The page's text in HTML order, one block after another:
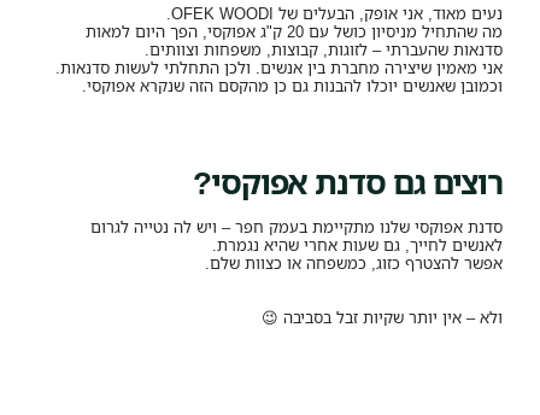
נעים מאוד, אני אופק, הבעלים של OFEK WOODI.
מה שהתחיל מניסיון כושל עם 20 ק"ג אפוקסי, הפך היום למאות
סדנאות שהעברתי – לזוגות, קבוצות, משפחות וצוותים.
אני מאמין שיצירה מחברת בין אנשים. ולכן התחלתי לעשות סדנאות.
וכמובן שאנשים יוכלו להבנות גם כן מהקסם הזה שנקרא אפוקסי.
רוצים גם סדנת אפוקסי?
סדנת אפוקסי שלנו מתקיימת בעמק חפר – ויש לה נטייה לגרום
לאנשים לחייך, גם שעות אחרי שהיא נגמרת.
אפשר להצטרף כזוג, כמשפחה או כצוות שלם.
ולא – אין יותר שקיות זבל בסביבה 😉